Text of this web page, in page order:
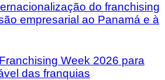
do franchising
empresarial ao Panamá e à
Week 2026 para
das franquias